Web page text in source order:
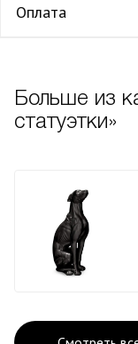
Оплата
Больше из
статуэтки»